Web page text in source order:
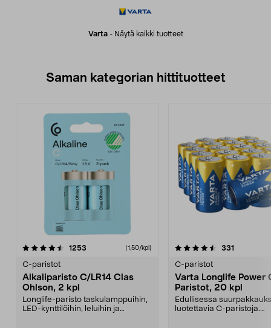
Varta- Näytä kaikki tuotteet
Saman kategorian hittituotteet
1253 (1,50/kpl)
C-paristot
Alkaliparisto C/LR14 Clas
Ohlson, 2 kpl
Longlife-paristo taskulamppuihin,
LED-kynttilöihin, leluihin ja
4.5 viidestä
331
C-paristot
Varta Longlife Power
Paristot, 20 kpl
Edullisessa
luotettavia C-paristoja.
5.0 viidestä